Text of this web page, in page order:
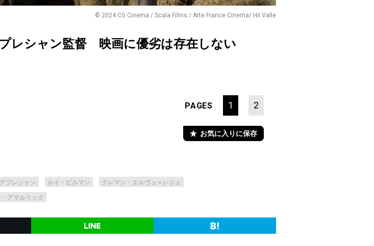
© 2024 CG Cinema / Scala Films / Arte France Cinema/ Hil Valle
レシャン監督 映画に優劣は存在しない
PAGES 1 2
お気に入りに保存
プレシャン ルイ・ビルマン クレマン・エルヴュ＝レジェ
アマルリック